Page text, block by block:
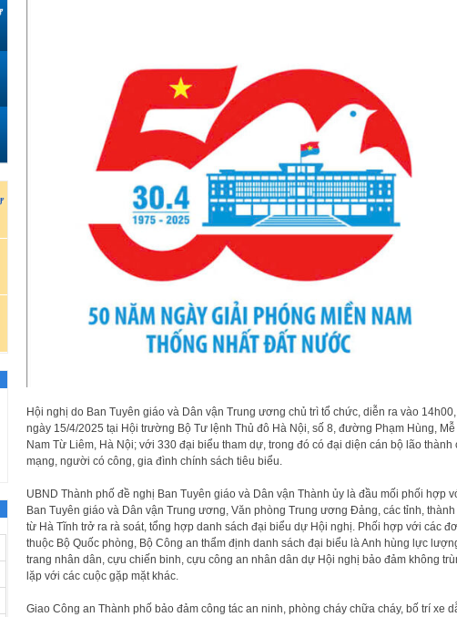
Hội nghị do Ban Tuyên giáo và Dân vận Trung ương chủ trì tổ chức, diễn ra vào 14h00,
ngày 15/4/2025 tại Hội trường Bộ Tư lệnh Thủ đô Hà Nội, số 8, đường Phạm Hùng, Mễ
Nam Từ Liêm, Hà Nội; với 330 đại biểu tham dự, trong đó có đại diện cán bộ lão thành
mạng, người có công, gia đình chính sách tiêu biểu.
UBND Thành phố đề nghị Ban Tuyên giáo và Dân vận Thành ủy là đầu mối phối hợp
Ban Tuyên giáo và Dân vận Trung ương, Văn phòng Trung ương Đảng, các tỉnh,
từ Hà Tĩnh trở ra rà soát, tổng hợp danh sách đại biểu dự Hội nghị. Phối hợp với các
thuộc Bộ Quốc phòng, Bộ Công an thẩm định danh sách đại biểu là Anh hùng lực
trang nhân dân, cựu chiến binh, cựu công an nhân dân dự Hội nghị bảo đảm không
lặp với các cuộc gặp mặt khác.
Giao Công an Thành phố bảo đảm công tác an ninh, phòng cháy chữa cháy, bố trí xe